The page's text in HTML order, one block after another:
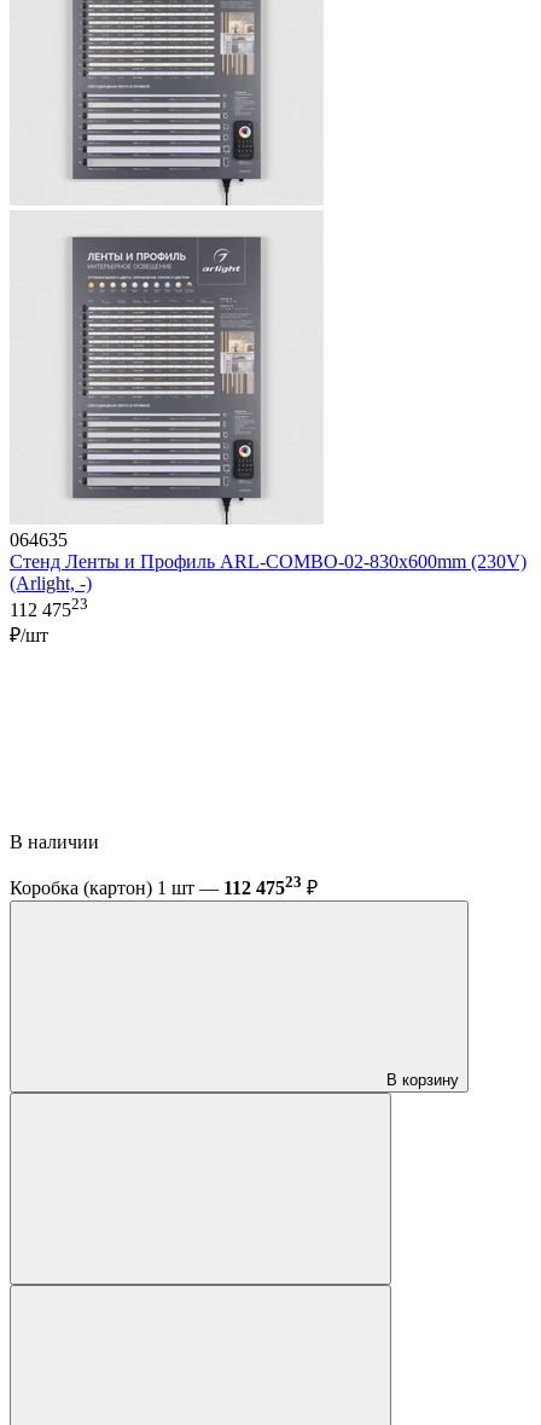
064635
Стенд Ленты и Профиль ARL-COMBO-02-830х600mm (230V)
(Arlight, -)
112 47523
₽/шт
В наличии
Коробка (картон) 1 шт — 112 47523 ₽
В корзину